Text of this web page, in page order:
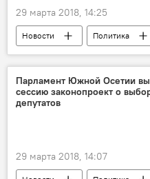
29 марта 2018, 14:25
Новости Политика
Южная Осетия
Парламент Южной Осетии
сессию законопроект о
депутатов
29 марта 2018, 14:07